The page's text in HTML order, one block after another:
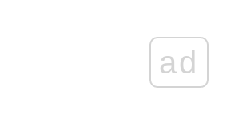
ad